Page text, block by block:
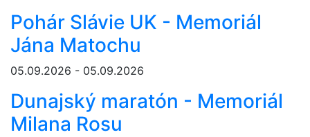
Pohár Slávie UK - Memoriál
Jána Matochu
05.09.2026 - 05.09.2026
Dunajský maratón - Memoriál
Milana Rosu